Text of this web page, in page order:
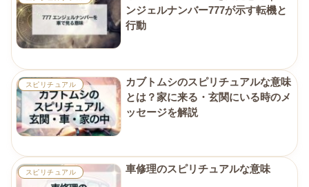
ンジェルナンバー777が示す転機と
行動
スピリチュアル
カブトムシのスピリチュアルな意味
とは？家に来る・玄関にいる時のメ
ッセージを解説
スピリチュアル 車修理のスピリチュアルな意味